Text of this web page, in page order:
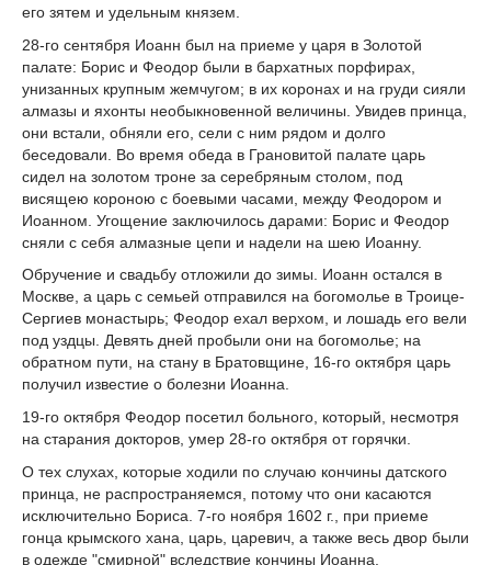
его зятем и удельным князем.
28-го сентября Иоанн был на приеме у царя в Золотой
палате: Борис и Феодор были в бархатных порфирах,
унизанных крупным жемчугом; в их коронах и на груди сияли
алмазы и яхонты необыкновенной величины. Увидев принца,
они встали, обняли его, сели с ним рядом и долго
беседовали. Во время обеда в Грановитой палате царь
сидел на золотом троне за серебряным столом, под
висящею короною с боевыми часами, между Феодором и
Иоанном. Угощение заключилось дарами: Борис и Феодор
сняли с себя алмазные цепи и надели на шею Иоанну.
Обручение и свадьбу отложили до зимы. Иоанн остался в
Москве, а царь с семьей отправился на богомолье в Троице-
Сергиев монастырь; Феодор ехал верхом, и лошадь его вели
под уздцы. Девять дней пробыли они на богомолье; на
обратном пути, на стану в Братовщине, 16-го октября царь
получил известие о болезни Иоанна.
19-го октября Феодор посетил больного, который, несмотря
на старания докторов, умер 28-го октября от горячки.
О тех слухах, которые ходили по случаю кончины датского
принца, не распространяемся, потому что они касаются
исключительно Бориса. 7-го ноября 1602 г., при приеме
гонца крымского хана, царь, царевич, а также весь двор были
в одежде "смирной" вследствие кончины Иоанна.